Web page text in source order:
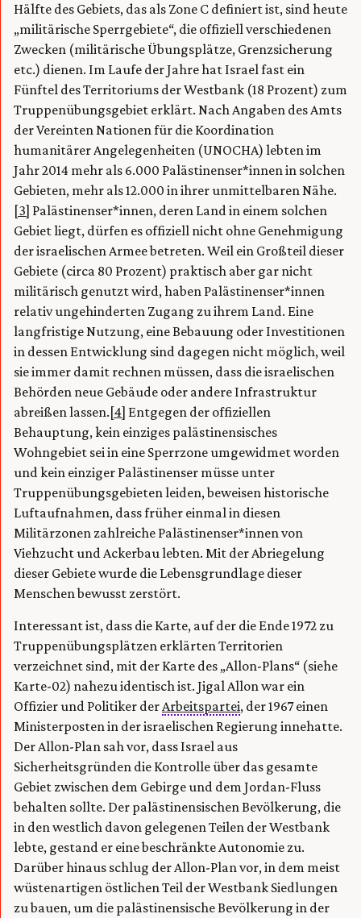
Hälfte des Gebiets, das als Zone C definiert ist, sind heute
„militärische Sperrgebiete“, die offiziell verschiedenen
Zwecken (militärische Übungsplätze, Grenzsicherung
etc.) dienen. Im Laufe der Jahre hat Israel fast ein
Fünftel des Territoriums der Westbank (18 Prozent) zum
Truppenübungsgebiet erklärt. Nach Angaben des Amts
der Vereinten Nationen für die Koordination
humanitärer Angelegenheiten (UNOCHA) lebten im
Jahr 2014 mehr als 6.000 Palästinenser*innen in solchen
Gebieten, mehr als 12.000 in ihrer unmittelbaren Nähe.
[3] Palästinenser*innen, deren Land in einem solchen
Gebiet liegt, dürfen es offiziell nicht ohne Genehmigung
der israelischen Armee betreten. Weil ein Großteil dieser
Gebiete (circa 80 Prozent) praktisch aber gar nicht
militärisch genutzt wird, haben Palästinenser*innen
relativ ungehinderten Zugang zu ihrem Land. Eine
langfristige Nutzung, eine Bebauung oder Investitionen
in dessen Entwicklung sind dagegen nicht möglich, weil
sie immer damit rechnen müssen, dass die israelischen
Behörden neue Gebäude oder andere Infrastruktur
abreißen lassen. [4] Entgegen der offiziellen
Behauptung, kein einziges palästinensisches
Wohngebiet sei in eine Sperrzone umgewidmet worden
und kein einziger Palästinenser müsse unter
Truppenübungsgebieten leiden, beweisen historische
Luftaufnahmen, dass früher einmal in diesen
Militärzonen zahlreiche Palästinenser*innen von
Viehzucht und Ackerbau lebten. Mit der Abriegelung
dieser Gebiete wurde die Lebensgrundlage dieser
Menschen bewusst zerstört.
Interessant ist, dass die Karte, auf der die Ende 1972 zu
Truppenübungsplätzen erklärten Territorien
verzeichnet sind, mit der Karte des „Allon-Plans“ (siehe
Karte-02) nahezu identisch ist. Jigal Allon war ein
Offizier und Politiker der Arbeitspartei, der 1967 einen
Ministerposten in der israelischen Regierung innehatte.
Der Allon-Plan sah vor, dass Israel aus
Sicherheitsgründen die Kontrolle über das gesamte
Gebiet zwischen dem Gebirge und dem Jordan-Fluss
behalten sollte. Der palästinensischen Bevölkerung, die
in den westlich davon gelegenen Teilen der Westbank
lebte, gestand er eine beschränkte Autonomie zu.
Darüber hinaus schlug der Allon-Plan vor, in dem meist
wüstenartigen östlichen Teil der Westbank Siedlungen
zu bauen, um die palästinensische Bevölkerung in der